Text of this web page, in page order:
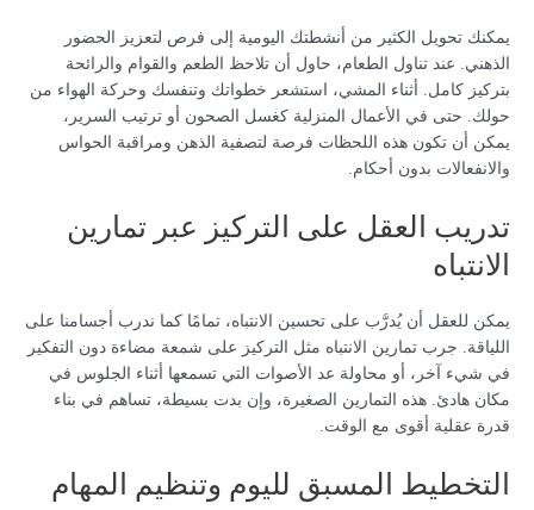
يمكنك تحويل الكثير من أنشطتك اليومية إلى فرص لتعزيز الحضور
الذهني. عند تناول الطعام، حاول أن تلاحظ الطعم والقوام والرائحة
بتركيز كامل. أثناء المشي، استشعر خطواتك وتنفسك وحركة الهواء من
حولك. حتى في الأعمال المنزلية كغسل الصحون أو ترتيب السرير،
يمكن أن تكون هذه اللحظات فرصة لتصفية الذهن ومراقبة الحواس
والانفعالات بدون أحكام.
تدريب العقل على التركيز عبر تمارين
الانتباه
يمكن للعقل أن يُدرَّب على تحسين الانتباه، تمامًا كما ندرب أجسامنا على
اللياقة. جرب تمارين الانتباه مثل التركيز على شمعة مضاءة دون التفكير
في شيء آخر، أو محاولة عد الأصوات التي تسمعها أثناء الجلوس في
مكان هادئ. هذه التمارين الصغيرة، وإن بدت بسيطة، تساهم في بناء
قدرة عقلية أقوى مع الوقت.
التخطيط المسبق لليوم وتنظيم المهام